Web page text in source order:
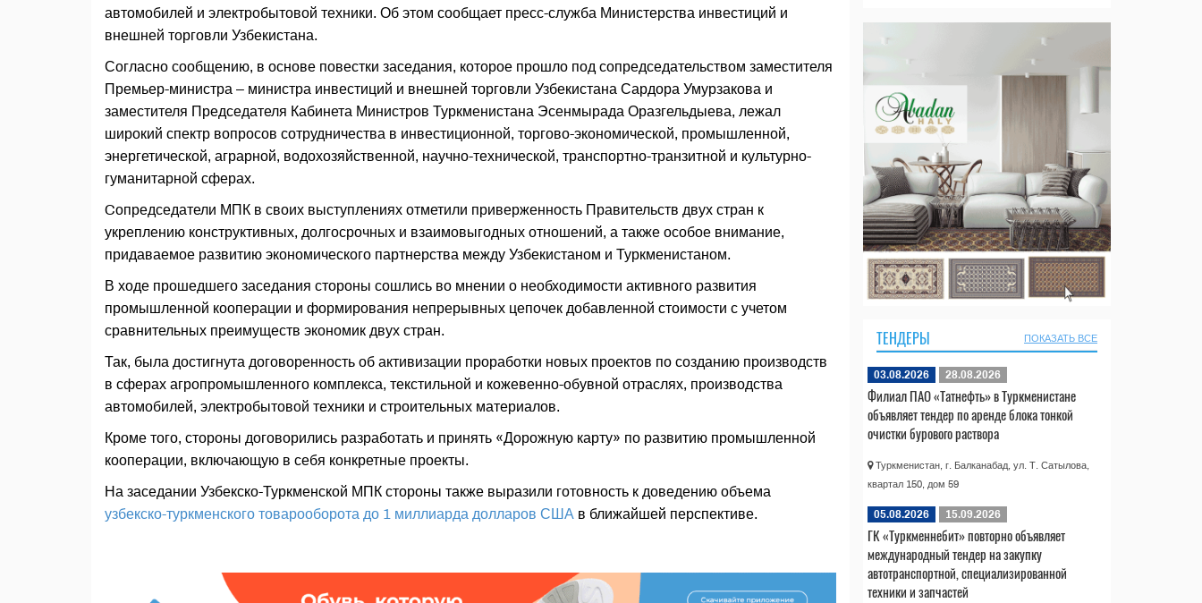
автомобилей и электробытовой техники. Об этом сообщает пресс-служба Министерства инвестиций и
внешней торговли Узбекистана.
Согласно сообщению, в основе повестки заседания, которое прошло под сопредседательством заместителя
Премьер-министра – министра инвестиций и внешней торговли Узбекистана Сардора Умурзакова и
заместителя Председателя Кабинета Министров Туркменистана Эсенмырада Оразгельдыева, лежал
широкий спектр вопросов сотрудничества в инвестиционной, торгово-экономической, промышленной,
энергетической, аграрной, водохозяйственной, научно-технической, транспортно-транзитной и культурно-
гуманитарной сферах.
Cопредседатели МПК в своих выступлениях отметили приверженность Правительств двух стран к
укреплению конструктивных, долгосрочных и взаимовыгодных отношений, а также особое внимание,
придаваемое развитию экономического партнерства между Узбекистаном и Туркменистаном.
В ходе прошедшего заседания стороны сошлись во мнении о необходимости активного развития
промышленной кооперации и формирования непрерывных цепочек добавленной стоимости с учетом
сравнительных преимуществ экономик двух стран.
Так, была достигнута договоренность об активизации проработки новых проектов по созданию производств
в сферах агропромышленного комплекса, текстильной и кожевенно-обувной отраслях, производства
автомобилей, электробытовой техники и строительных материалов.
Кроме того, стороны договорились разработать и принять «Дорожную карту» по развитию промышленной
кооперации, включающую в себя конкретные проекты.
На заседании Узбекско-Туркменской МПК стороны также выразили готовность к доведению объема
узбекско-туркменского товарооборота до 1 миллиарда долларов США в ближайшей перспективе.
ТЕНДЕРЫ ПОКАЗАТЬ ВСЕ
03.08.2026 28.08.2026
Филиал ПАО «Татнефть» в Туркменистане
объявляет тендер по аренде блока тонкой
очистки бурового раствора
Туркменистан, г. Балканабад, ул. Т. Сатылова,
квартал 150, дом 59
05.08.2026 15.09.2026
ГК «Туркменнебит» повторно объявляет
международный тендер на закупку
автотранспортной, специализированной
техники и запчастей